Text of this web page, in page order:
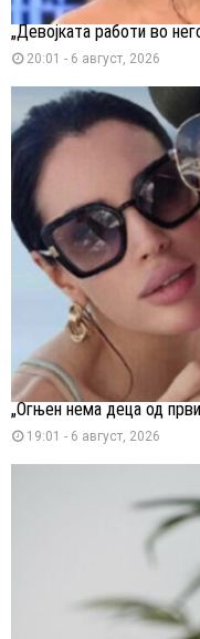
„Девојката работи во
20:01 - 6 август, 2026
„Огњен нема деца од
19:01 - 6 август, 2026